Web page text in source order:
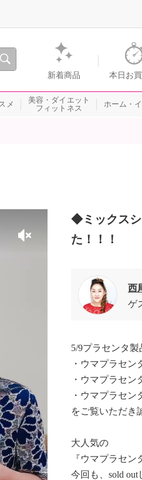
・テレビショッピングのショップチ
新着商品 本日お
メ
美容・ダイエット
フィットネス
ホーム・
◆ミックスシ
た！！！
西
ゲ
5/9プラセンタ
・ウマプラセン
・ウマプラセン
・ウマプラセ
をご覧いただき
大人気の
『ウマプラセ
今回も、sold out